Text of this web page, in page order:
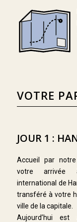
VOTRE
JOUR 1 :
Accueil par
votre arrivée
international de
transféré à votre
ville de la capitale.
Aujourd’hui